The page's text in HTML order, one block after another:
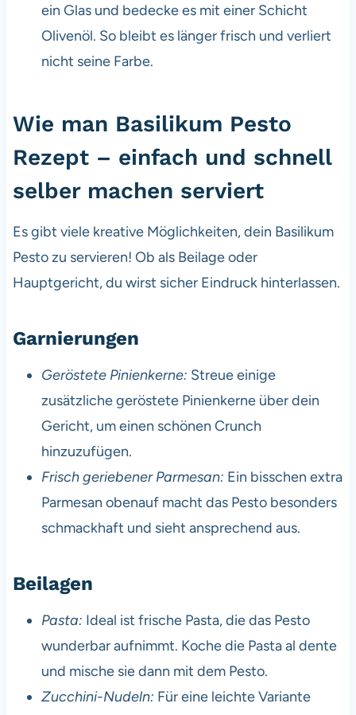
ein Glas und bedecke es mit einer Schicht
Olivenöl. So bleibt es länger frisch und verliert
nicht seine Farbe.
Wie man Basilikum Pesto
Rezept – einfach und schnell
selber machen serviert
Es gibt viele kreative Möglichkeiten, dein Basilikum
Pesto zu servieren! Ob als Beilage oder
Hauptgericht, du wirst sicher Eindruck hinterlassen.
Garnierungen
Geröstete Pinienkerne: Streue einige
zusätzliche geröstete Pinienkerne über dein
Gericht, um einen schönen Crunch
hinzuzufügen.
Frisch geriebener Parmesan: Ein bisschen extra
Parmesan obenauf macht das Pesto besonders
schmackhaft und sieht ansprechend aus.
Beilagen
Pasta: Ideal ist frische Pasta, die das Pesto
wunderbar aufnimmt. Koche die Pasta al dente
und mische sie dann mit dem Pesto.
Zucchini-Nudeln: Für eine leichte Variante